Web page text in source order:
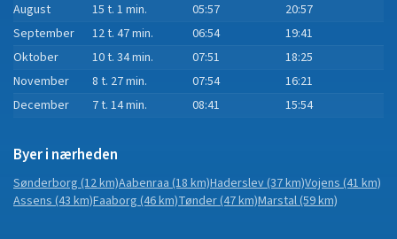
August
15 t. 1 min. 05:57
20:57
September
12 t. 47 min. 06:54
19:41
Oktober
10 t. 34 min. 07:51
18:25
November
8 t. 27 min. 07:54
16:21
December
7 t. 14 min. 08:41 15:54
Byer i nærheden
Sønderborg(12 km)Aabenraa(18 km)Haderslev(37 km)Vojens(41 km)
Assens(43 km)Faaborg(46 km)Tønder(47 km)Marstal(59 km)